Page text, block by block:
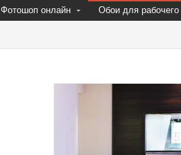
Фотошоп онлайн Обои для рабочего